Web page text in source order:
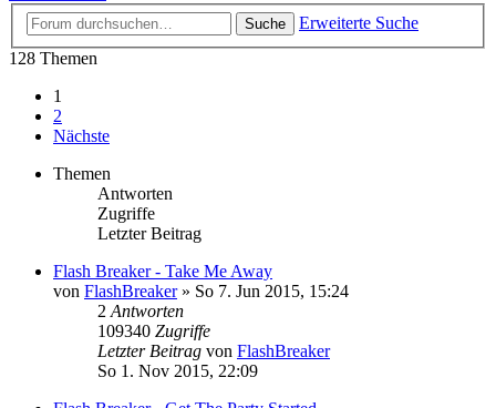
Suche
Erweiterte Suche
128 Themen
1
2
Nächste
Themen
Antworten
Zugriffe
Letzter Beitrag
Flash Breaker - Take Me Away
von FlashBreaker» So 7. Jun 2015, 15:24
2 Antworten
109340 Zugriffe
Letzter Beitrag von FlashBreaker
So 1. Nov 2015, 22:09